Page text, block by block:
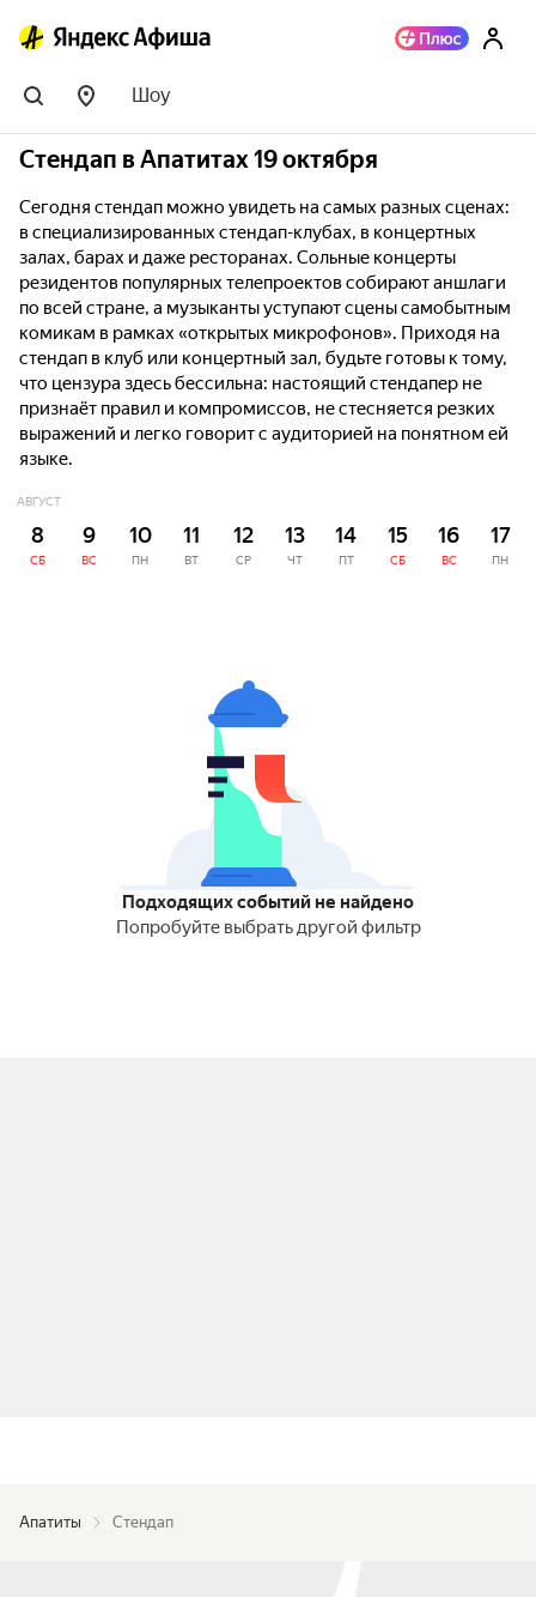
Шоу
Стендап в Апатитах 19 октября
Сегодня стендап можно увидеть на самых разных сценах:
в специализированных стендап-клубах, в концертных
залах, барах и даже ресторанах. Сольные концерты
резидентов популярных телепроектов собирают аншлаги
по всей стране, а музыканты уступают сцены самобытным
комикам в рамках «открытых микрофонов». Приходя на
стендап в клуб или концертный зал, будьте готовы к тому,
что цензура здесь бессильна: настоящий стендапер не
признаёт правил и компромиссов, не стесняется резких
выражений и легко говорит с аудиторией на понятном ей
языке.
АВГУСТ
8
СБ
9
ВС
10
ПН
11
ВТ
12
СР
13
ЧТ
14
ПТ
15
СБ
16
ВС
17
ПН
Подходящих событий не найдено
Попробуйте выбрать другой фильтр
Апатиты Стендап